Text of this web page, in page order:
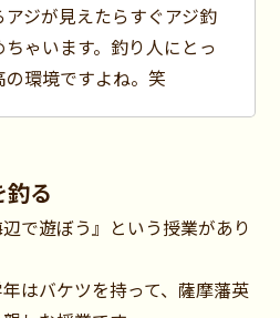
アジが見えたらすぐアジ釣
ちゃいます。釣り人にとっ
の環境ですよね。笑
る
で遊ぼう』という授業があり
はバケツを持って、薩摩藩英